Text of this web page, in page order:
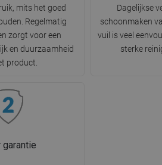
mits het goed
Regelmatig
zorgt voor een
en duurzaamheid
product.
Dagelijkse
schoonmaken
vuil is veel
sterke
garantie